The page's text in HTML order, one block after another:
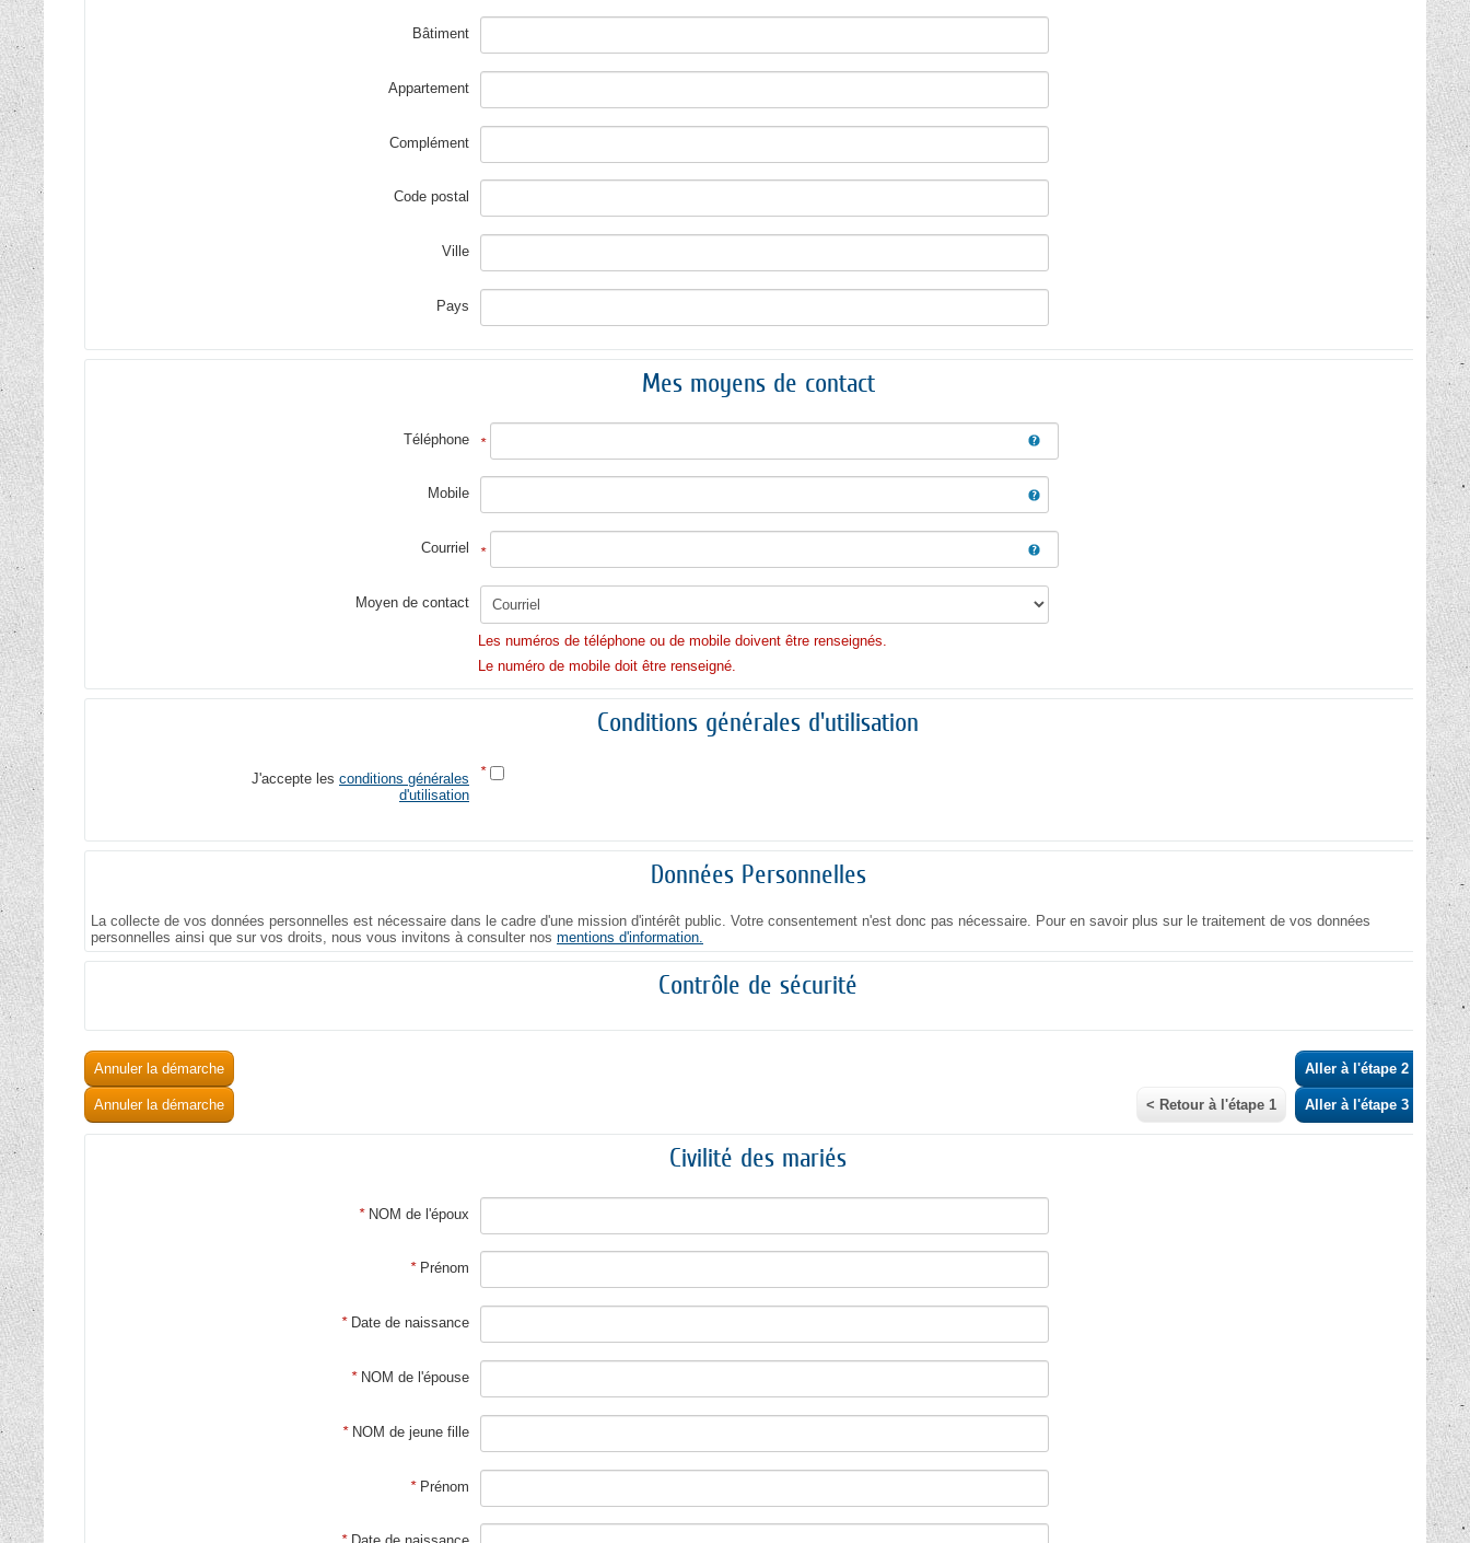
Bâtiment
Appartement
Complément
Code postal
Ville
Pays
Mes moyens de contact
*
Téléphone
Mobile
*
Courriel
Moyen de contact
Les numéros de téléphone ou de mobile doivent être renseignés.
Le numéro de mobile doit être renseigné.
Conditions générales d'utilisation
J'accepte les conditions générales
d'utilisation
*
Données Personnelles
La collecte de vos données personnelles est nécessaire dans le cadre d'une mission d'intérêt public. Votre consentement n'est donc pas nécessaire. Pour en savoir plus sur le traitement de vos données
personnelles ainsi que sur vos droits, nous vous invitons à consulter nos mentions d'information.
Contrôle de sécurité
Aller à l'étape 2 >
Annuler la démarche
Aller à l'étape 3 >
< Retour à l'étape 1
Annuler la démarche
Civilité des mariés
*NOM de l'époux
*Prénom
*Date de naissance
*NOM de l'épouse
*NOM de jeune fille
*Prénom